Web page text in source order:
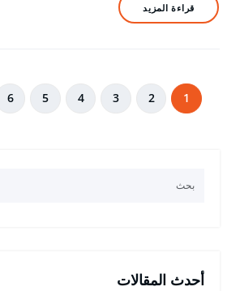
قراءة المزيد
تعدد 1
2
3
4
5
6
أحدث المقالات